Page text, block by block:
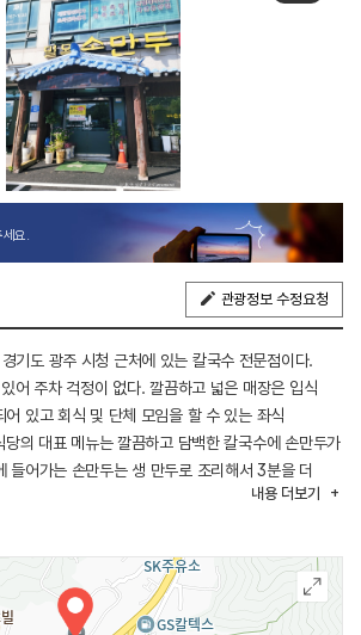
요.
관광정보 수정요청
기도 광주 시청 근처에 있는 칼국수 전문점이다.
어 주차 걱정이 없다. 깔끔하고 넓은 매장은 입식
어 있고 회식 및 단체 모임을 할 수 있는 좌식
의 대표 메뉴는 깔끔하고 담백한 칼국수에 손만두가
들어가는 손만두는 생 만두로 조리해서 3분을 더
만두, 떡만두, 바지락칼국수, 얼큰칼국수가 있다.
이 높아 오래 기다리지 않아도 된다. 모든 메뉴는
내용 더보기